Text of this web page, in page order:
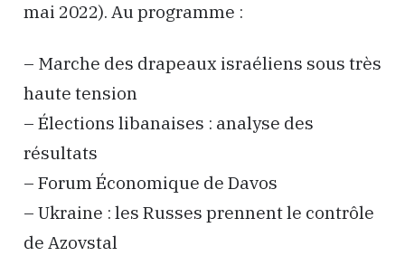
mai 2022). Au programme :
– Marche des drapeaux israéliens sous très
haute tension
– Élections libanaises : analyse des
résultats
– Forum Économique de Davos
– Ukraine : les Russes prennent le contrôle
de Azovstal